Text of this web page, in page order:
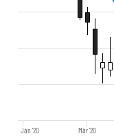
Jan '20 Mär '20